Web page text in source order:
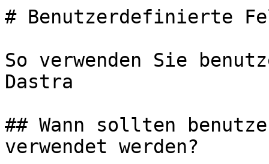
# Benutzerdefinierte
So verwenden Sie
Dastra
## Wann sollten
verwendet werden?